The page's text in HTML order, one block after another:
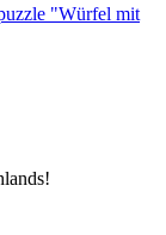
"Würfel mit